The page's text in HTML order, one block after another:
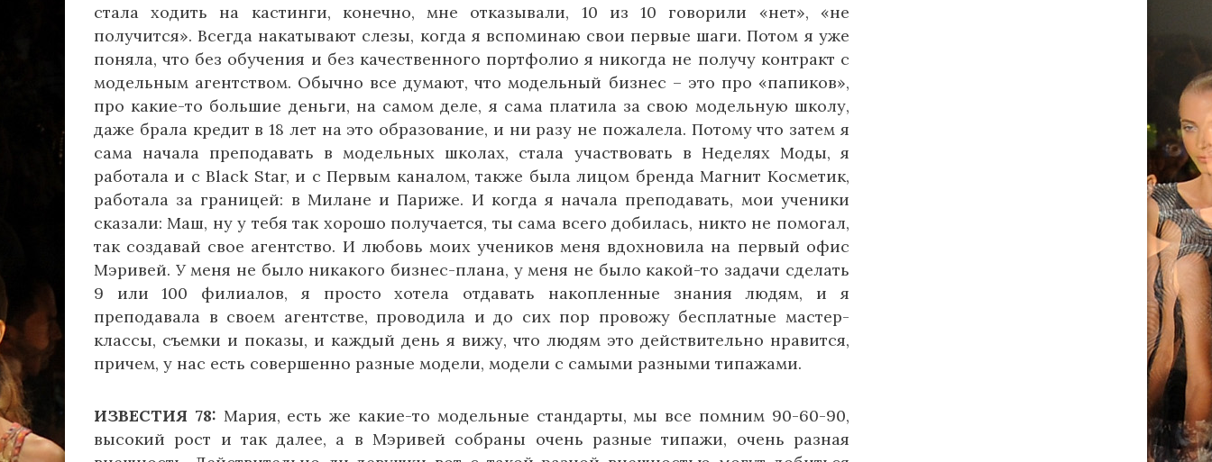
стала ходить на кастинги, конечно, мне отказывали, 10 из 10 говорили «нет», «не
получится». Всегда накатывают слезы, когда я вспоминаю свои первые шаги. Потом я уже
поняла, что без обучения и без качественного портфолио я никогда не получу контракт с
модельным агентством. Обычно все думают, что модельный бизнес – это про «папиков»,
про какие-то большие деньги, на самом деле, я сама платила за свою модельную школу,
даже брала кредит в 18 лет на это образование, и ни разу не пожалела. Потому что затем я
сама начала преподавать в модельных школах, стала участвовать в Неделях Моды, я
работала и с Black Star, и с Первым каналом, также была лицом бренда Магнит Косметик,
работала за границей: в Милане и Париже. И когда я начала преподавать, мои ученики
сказали: Маш, ну у тебя так хорошо получается, ты сама всего добилась, никто не помогал,
так создавай свое агентство. И любовь моих учеников меня вдохновила на первый офис
Мэривей. У меня не было никакого бизнес-плана, у меня не было какой-то задачи сделать
9 или 100 филиалов, я просто хотела отдавать накопленные знания людям, и я
преподавала в своем агентстве, проводила и до сих пор провожу бесплатные мастер-
классы, съемки и показы, и каждый день я вижу, что людям это действительно нравится,
причем, у нас есть совершенно разные модели, модели с самыми разными типажами.
ИЗВЕСТИЯ 78: Мария, есть же какие-то модельные стандарты, мы все помним 90-60-90,
высокий рост и так далее, а в Мэривей собраны очень разные типажи, очень разная